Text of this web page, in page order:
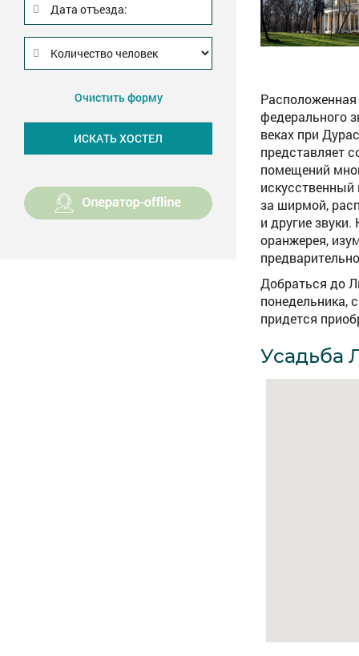
Дата отъезда:
Очистить форму
федерального
веках при
представляет
помещений
за ширмой,
и другие
оранжерея,
Добраться до
понедельника,
придется
Усадьба